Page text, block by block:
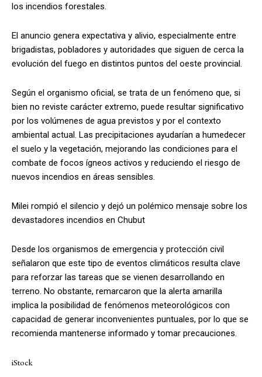
los incendios forestales.
El anuncio genera expectativa y alivio, especialmente entre
brigadistas, pobladores y autoridades que siguen de cerca la
evolución del fuego en distintos puntos del oeste provincial.
Según el organismo oficial, se trata de un fenómeno que, si
bien no reviste carácter extremo, puede resultar significativo
por los volúmenes de agua previstos y por el contexto
ambiental actual. Las precipitaciones ayudarían a humedecer
el suelo y la vegetación, mejorando las condiciones para el
combate de focos ígneos activos y reduciendo el riesgo de
nuevos incendios en áreas sensibles.
Milei rompió el silencio y dejó un polémico mensaje sobre los
devastadores incendios en Chubut
Desde los organismos de emergencia y protección civil
señalaron que este tipo de eventos climáticos resulta clave
para reforzar las tareas que se vienen desarrollando en
terreno. No obstante, remarcaron que la alerta amarilla
implica la posibilidad de fenómenos meteorológicos con
capacidad de generar inconvenientes puntuales, por lo que se
recomienda mantenerse informado y tomar precauciones.
iStock